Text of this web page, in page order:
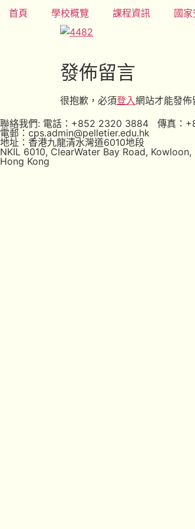
首頁 學校概覽 課程資訊 國
發佈留言
很抱歉，必須登入網站才能發佈
聯絡我們: 電話：+852 2320 3884 傳真：
電郵：cps.admin@pelletier.edu.hk
地址：香港九龍清水灣道6010地段
NKIL 6010, ClearWater Bay Road, Kowloon,
Hong Kong